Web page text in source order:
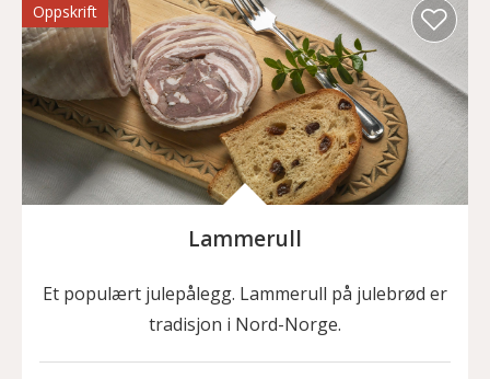
Oppskrift
Lammerull
Et populært julepålegg. Lammerull på julebrød er
tradisjon i Nord-Norge.